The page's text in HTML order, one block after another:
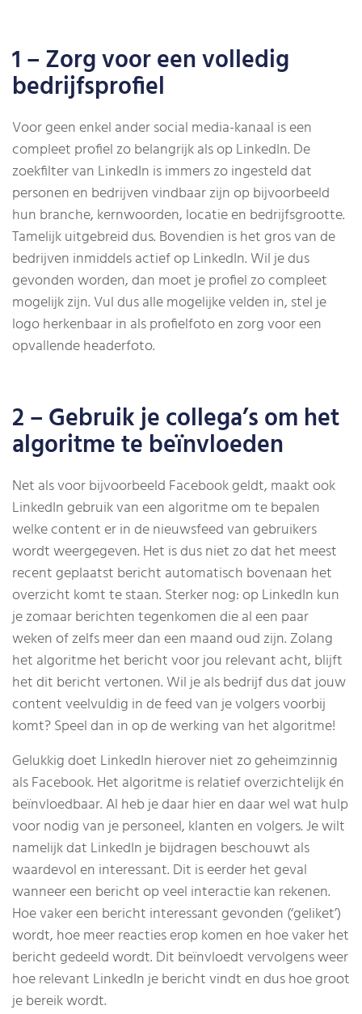
1 – Zorg voor een volledig
bedrijfsprofiel
Voor geen enkel ander social media-kanaal is een
compleet profiel zo belangrijk als op LinkedIn. De
zoekfilter van LinkedIn is immers zo ingesteld dat
personen en bedrijven vindbaar zijn op bijvoorbeeld
hun branche, kernwoorden, locatie en bedrijfsgrootte.
Tamelijk uitgebreid dus. Bovendien is het gros van de
bedrijven inmiddels actief op LinkedIn. Wil je dus
gevonden worden, dan moet je profiel zo compleet
mogelijk zijn. Vul dus alle mogelijke velden in, stel je
logo herkenbaar in als profielfoto en zorg voor een
opvallende headerfoto.
2 – Gebruik je collega’s om het
algoritme te beïnvloeden
Net als voor bijvoorbeeld Facebook geldt, maakt ook
LinkedIn gebruik van een algoritme om te bepalen
welke content er in de nieuwsfeed van gebruikers
wordt weergegeven. Het is dus niet zo dat het meest
recent geplaatst bericht automatisch bovenaan het
overzicht komt te staan. Sterker nog: op LinkedIn kun
je zomaar berichten tegenkomen die al een paar
weken of zelfs meer dan een maand oud zijn. Zolang
het algoritme het bericht voor jou relevant acht, blijft
het dit bericht vertonen. Wil je als bedrijf dus dat jouw
content veelvuldig in de feed van je volgers voorbij
komt? Speel dan in op de werking van het algoritme!
Gelukkig doet LinkedIn hierover niet zo geheimzinnig
als Facebook. Het algoritme is relatief overzichtelijk én
beïnvloedbaar. Al heb je daar hier en daar wel wat hulp
voor nodig van je personeel, klanten en volgers. Je wilt
namelijk dat LinkedIn je bijdragen beschouwt als
waardevol en interessant. Dit is eerder het geval
wanneer een bericht op veel interactie kan rekenen.
Hoe vaker een bericht interessant gevonden (‘geliket’)
wordt, hoe meer reacties erop komen en hoe vaker het
bericht gedeeld wordt. Dit beïnvloedt vervolgens weer
hoe relevant LinkedIn je bericht vindt en dus hoe groot
je bereik wordt.